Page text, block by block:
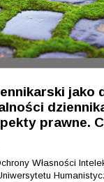
jako
prawne.
Własności